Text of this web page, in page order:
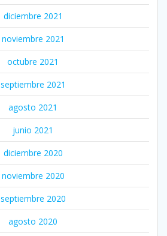
diciembre 2021
noviembre 2021
octubre 2021
septiembre 2021
agosto 2021
junio 2021
diciembre 2020
noviembre 2020
septiembre 2020
agosto 2020